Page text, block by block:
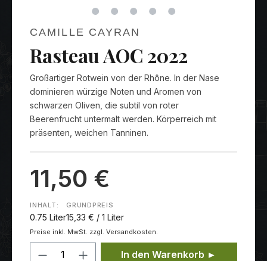
CAMILLE CAYRAN
Rasteau AOC 2022
Großartiger Rotwein von der Rhône. In der Nase
dominieren würzige Noten und Aromen von
schwarzen Oliven, die subtil von roter
Beerenfrucht untermalt werden. Körperreich mit
präsenten, weichen Tanninen.
11,50 €
INHALT:
0.75 Liter
GRUNDPREIS
15,33 € / 1 Liter
Preise inkl. MwSt. zzgl. Versandkosten.
Produkt Anzahl: Gib den
In den Warenkorb ►